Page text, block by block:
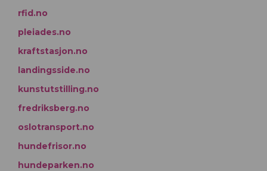
rfid.no
pleiades.no
kraftstasjon.no
landingsside.no
kunstutstilling.no
fredriksberg.no
oslotransport.no
hundefrisor.no
hundeparken.no